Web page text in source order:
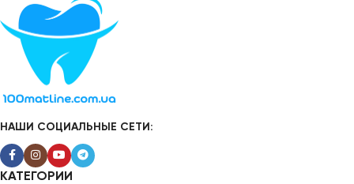
НАШИ СОЦИАЛЬНЫЕ СЕТИ:
КАТЕГОРИИ